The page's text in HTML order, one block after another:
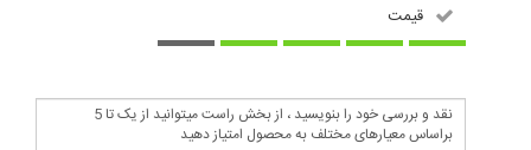
قیمت